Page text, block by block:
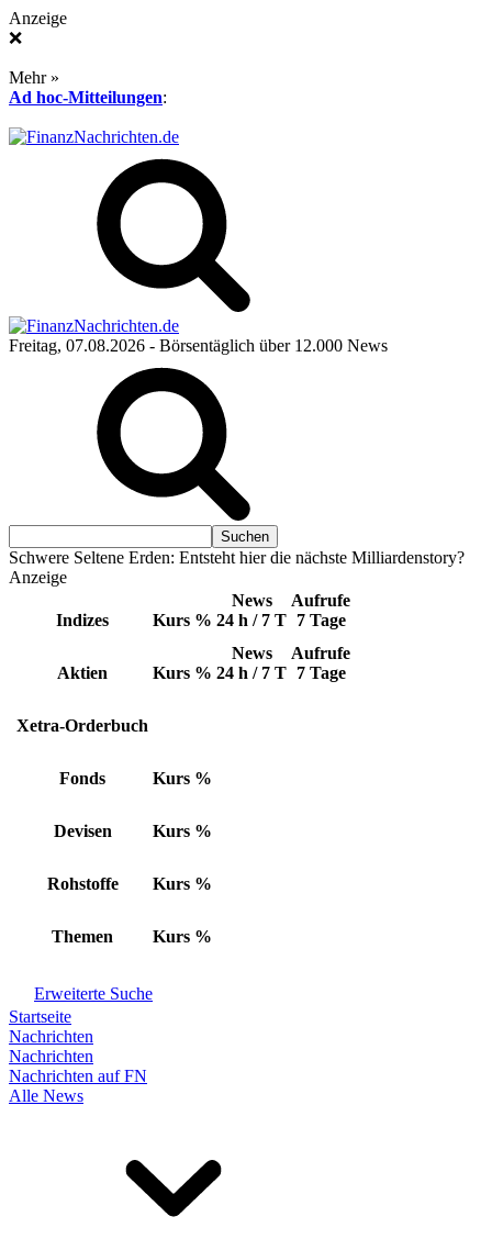
Anzeige
❌
Mehr »
Ad hoc-Mitteilungen:
Freitag, 07.08.2026 - Börsentäglich über 12.000 News
Schwere Seltene Erden: Entsteht hier die nächste Milliardenstory?
Anzeige
Indizes Kurs %
News
24 h / 7 T
Aufrufe
7 Tage
Aktien Kurs %
News
24 h / 7 T
Aufrufe
7 Tage
Xetra-Orderbuch
Fonds Kurs %
Devisen Kurs %
Rohstoffe Kurs %
Themen Kurs %
Erweiterte Suche
Startseite
Nachrichten
Nachrichten
Nachrichten auf FN
Alle News